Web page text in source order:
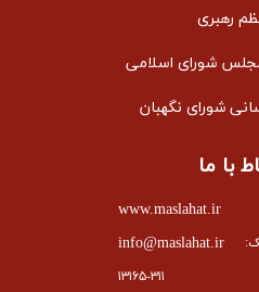
رهبری
شورای اسلامی
شورای نگهبان
با ما
www.maslahat.ir
info@maslahat.ir
۱۳۱۶۵-۳۱۱